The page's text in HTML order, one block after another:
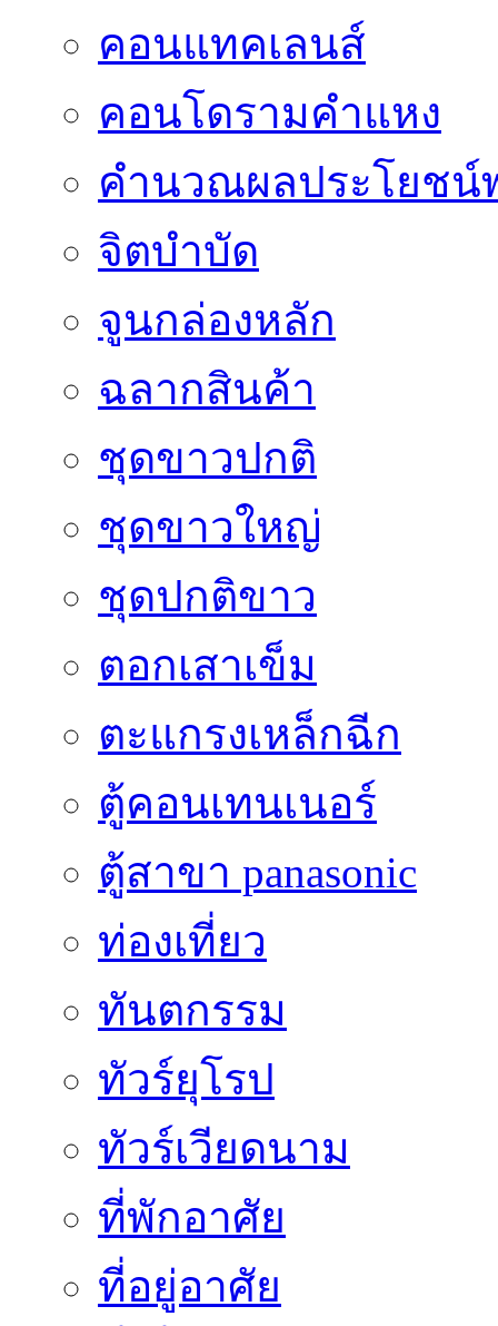
คอนแทคเลนส์
คอนโดรามคำแหง
คำนวณผลประโยชน์
จิตบำบัด
จูนกล่องหลัก
ฉลากสินค้า
ชุดขาวปกติ
ชุดขาวใหญ่
ชุดปกติขาว
ตอกเสาเข็ม
ตะแกรงเหล็กฉีก
ตู้คอนเทนเนอร์
ตู้สาขา panasonic
ท่องเที่ยว
ทันตกรรม
ทัวร์ยุโรป
ทัวร์เวียดนาม
ที่พักอาศัย
ที่อยู่อาศัย